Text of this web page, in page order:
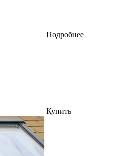
Подробнее
Купить